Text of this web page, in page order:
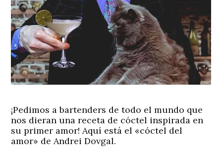
¡Pedimos a bartenders de todo el mundo que
nos dieran una receta de cóctel inspirada en
su primer amor! Aquí está el «cóctel del
amor» de Andrei Dovgal.